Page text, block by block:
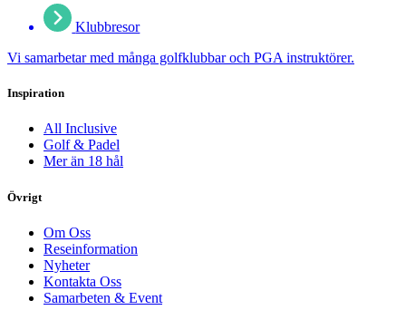
Klubbresor
Vi samarbetar med många golfklubbar och PGA instruktörer.
Inspiration
All Inclusive
Golf & Padel
Mer än 18 hål
Övrigt
Om Oss
Reseinformation
Nyheter
Kontakta Oss
Samarbeten & Event